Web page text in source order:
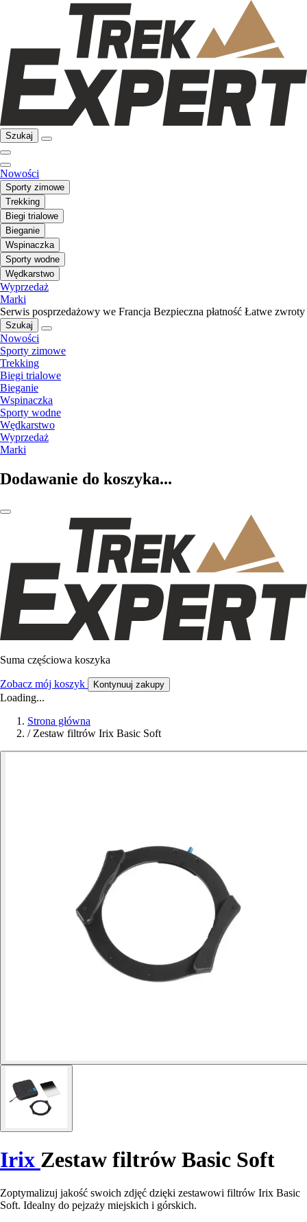
Szukaj
Nowości
Sporty zimowe
Trekking
Biegi trialowe
Bieganie
Wspinaczka
Sporty wodne
Wędkarstwo
Wyprzedaż
Marki
Serwis posprzedażowy we Francja Bezpieczna płatność Łatwe zwroty
Szukaj
Nowości
Sporty zimowe
Trekking
Biegi trialowe
Bieganie
Wspinaczka
Sporty wodne
Wędkarstwo
Wyprzedaż
Marki
Dodawanie do koszyka...
Suma częściowa koszyka
Zobacz mój koszyk Kontynuuj zakupy
Loading...
Strona główna
/ Zestaw filtrów Irix Basic Soft
Irix Zestaw filtrów Basic Soft
Zoptymalizuj jakość swoich zdjęć dzięki zestawowi filtrów Irix Basic
Soft. Idealny do pejzaży miejskich i górskich.